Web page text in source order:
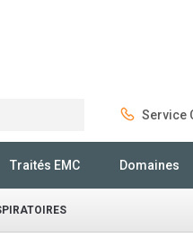
Service
Traités EMC Domaines